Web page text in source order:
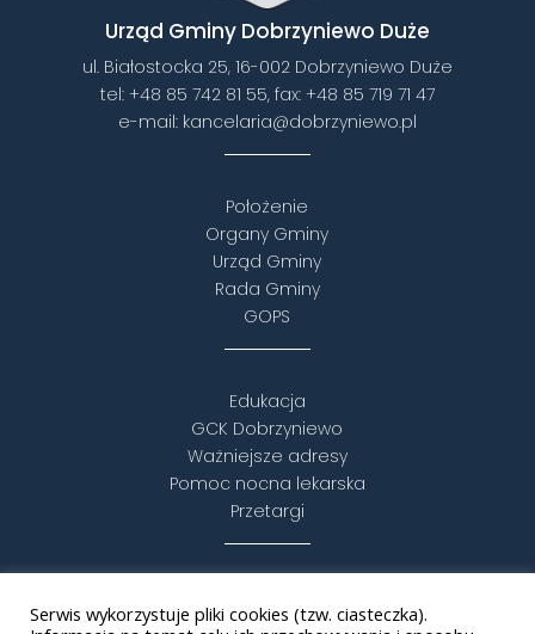
Urząd Gminy Dobrzyniewo Duże
ul. Białostocka 25, 16-002 Dobrzyniewo Duże
tel: +48 85 742 81 55, fax: +48 85 719 71 47
e-mail: kancelaria@dobrzyniewo.pl
Położenie
Organy Gminy
Urząd Gminy
Rada Gminy
GOPS
Edukacja
GCK Dobrzyniewo
Ważniejsze adresy
Pomoc nocna lekarska
Przetargi
Puszcza Knyszyńska
Serwis wykorzystuje pliki cookies (tzw. ciasteczka).